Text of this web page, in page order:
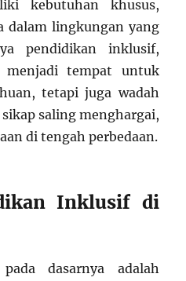
kebutuhan khusus,
dalam lingkungan yang
pendidikan inklusif,
menjadi tempat untuk
tetapi juga wadah
saling menghargai,
di tengah perbedaan.
Inklusif di
dasarnya adalah